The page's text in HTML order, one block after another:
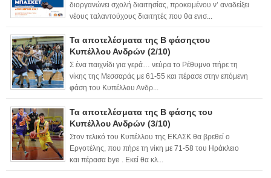
διοργανώνει σχολή διαιτησίας, προκειμένου ν’ αναδείξει
νέους ταλαντούχους διαιτητές που θα ενισ...
Τα αποτελέσματα της Β φάσηςτου
Κυπέλλου Ανδρών (2/10)
Σ ένα παιχνίδι για γερά… νεύρα το Ρέθυμνο πήρε τη
νίκης της Μεσσαράς με 61-55 και πέρασε στην επόμενη
φάση του Κυπέλλου Ανδρ...
Τα αποτελέσματα της Β φάσης του
Κυπέλλου Ανδρών (3/10)
Στον τελικό του Κυπέλλου της ΕΚΑΣΚ θα βρεθεί ο
Εργοτέλης, που πήρε τη νίκη με 71-58 του Ηράκλειο
και πέρασα bye . Εκεί θα κλ...